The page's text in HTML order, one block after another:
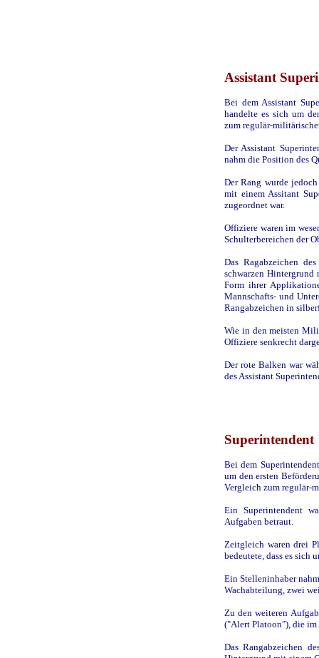
Assistant
Bei dem Assistant
handelte es sich um
zum regulär-
Der Assistant
nahm die Position des
Der Rang wurde
mit einem Assitant
zugeordnet war.
Offiziere waren im
Schulterbereichen der
Das Ragabzeichen
schwarzen
Form ihrer
Mannschafts- und
Rangabzeichen in
Wie in den meisten
Offiziere senkrecht
Der rote Balken war
des Assistant
Superintendent
Bei dem
um den ersten
Vergleich zum regulär-
Ein Superintendent
Aufgaben betraut.
Zeitgleich waren drei
bedeutete, dass es sich
Ein Stelleninhaber
Wachabteilung, zwei
Zu den weiteren
("Alert Platoon"), die im
Das Rangabzeichen